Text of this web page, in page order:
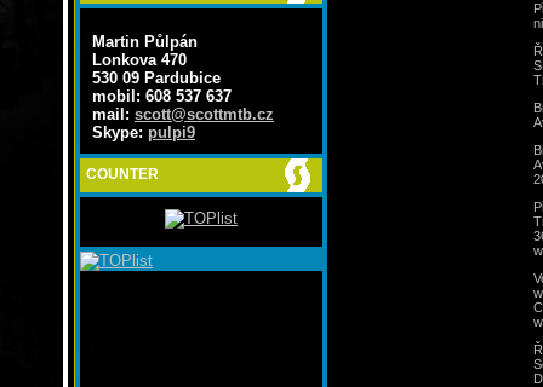
Martin Půlpán
Lonkova 470
530 09 Pardubice
mobil: 608 537 637
mail: scott@scottmtb.cz
Skype: pulpi9
COUNTER